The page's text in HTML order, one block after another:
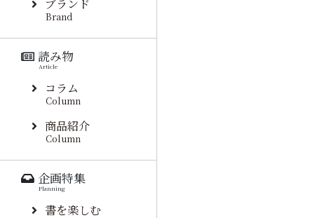
ブランド
Brand
読み物
Article
コラム
Column
商品紹介
Column
企画特集
Planning
書を楽しむ